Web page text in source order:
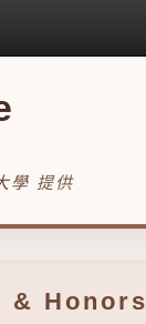
學 提供
& Honors